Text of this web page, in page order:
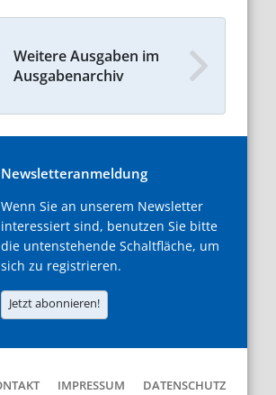
Weitere Ausgaben im
Ausgabenarchiv
Newsletteranmeldung
Wenn Sie an unserem Newsletter
interessiert sind, benutzen Sie bitte
die untenstehende Schaltfläche, um
sich zu registrieren.
Jetzt abonnieren!
IMPRESSUM DATENSCHUTZ